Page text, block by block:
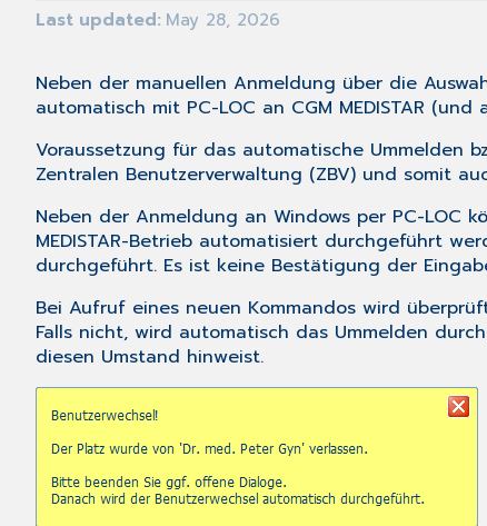
Last updated May 28, 2026
Neben der manuellen Anmeldung über die
automatisch mit PC-LOC an CGM MEDISTAR
Voraussetzung für das automatische Ummelden
Zentralen Benutzerverwaltung (ZBV) und somit
Neben der Anmeldung an Windows per PC-LOC
MEDISTAR-Betrieb automatisiert durchgeführt
durchgeführt. Es ist keine Bestätigung der
Bei Aufruf eines neuen Kommandos wird
Falls nicht, wird automatisch das Ummelden
diesen Umstand hinweist.